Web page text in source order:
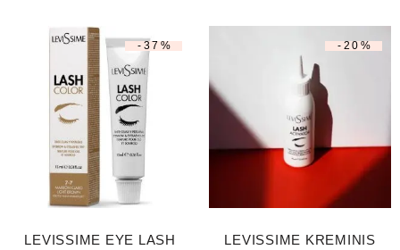
-37%
LEVISSIME EYE LASH
-20%
LEVISSIME KREMINIS